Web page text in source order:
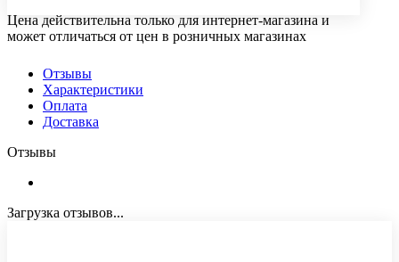
Цена действительна только для интернет-магазина и
может отличаться от цен в розничных магазинах
Отзывы
Характеристики
Оплата
Доставка
Отзывы
Загрузка отзывов...